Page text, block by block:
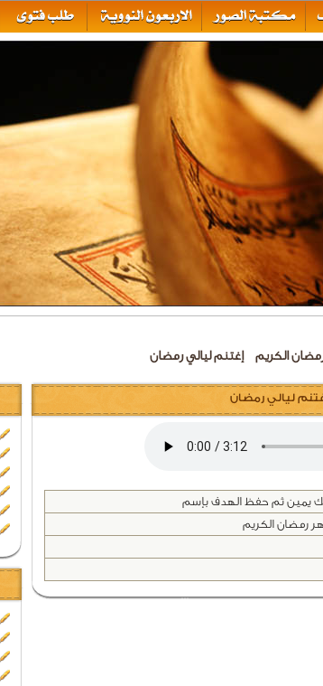
الكريم إغتنم ليالي رمضان
ليالي رمضان
يمين ثم حفظ الهدف بإسم
رمضان الكريم